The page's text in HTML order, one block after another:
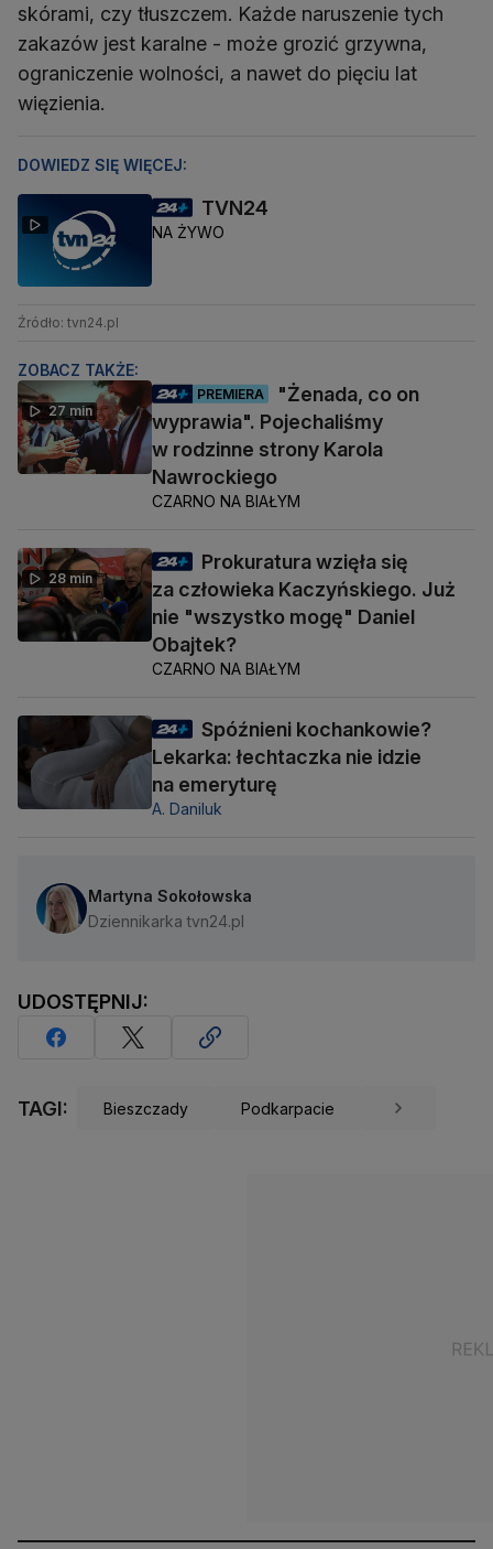
skórami, czy tłuszczem. Każde naruszenie tych
zakazów jest karalne - może grozić grzywna,
ograniczenie wolności, a nawet do pięciu lat
więzienia.
DOWIEDZ SIĘ WIĘCEJ:
TVN24
NA ŻYWO
Źródło: tvn24.pl
ZOBACZ TAKŻE:
27 min
PREMIERA
"Żenada, co on
wyprawia". Pojechaliśmy
w rodzinne strony Karola
Nawrockiego
CZARNO NA BIAŁYM
28 min
Prokuratura wzięła się
za człowieka Kaczyńskiego. Już
nie "wszystko mogę" Daniel
Obajtek?
CZARNO NA BIAŁYM
Spóźnieni kochankowie?
Lekarka: łechtaczka nie idzie
na emeryturę
A. Daniluk
Martyna Sokołowska
Dziennikarka tvn24.pl
UDOSTĘPNIJ:
TAGI: Bieszczady Podkarpacie